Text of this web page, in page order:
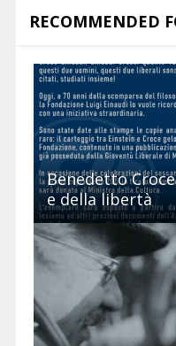
RECOMMENDED
Benedetto
e della libertà